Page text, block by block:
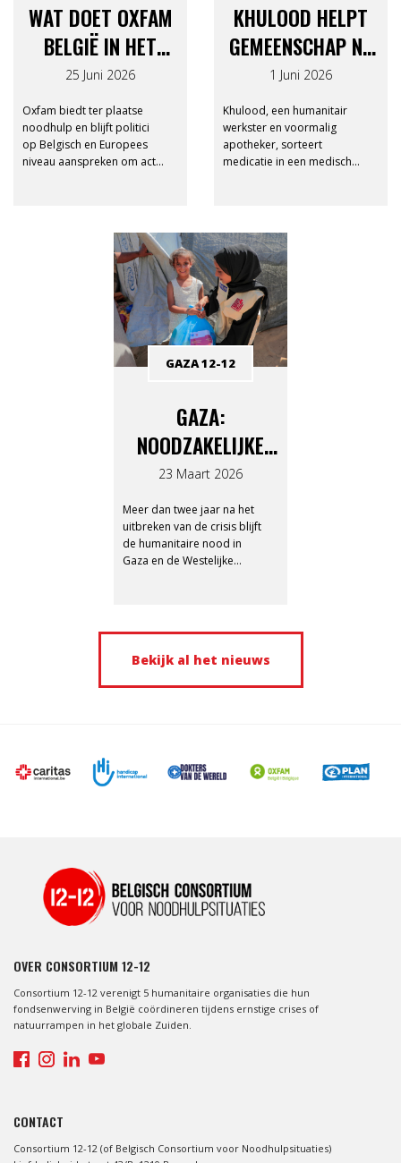
WAT DOET OXFAM
BELGIË IN HET
BEZETTE
PALESTIJNSE
GEBIED?
25 Juni 2026
Oxfam biedt ter plaatse
noodhulp en blijft politici
op Belgisch en Europees
niveau aanspreken om actie
KHULOOD HELPT
GEMEENSCHAP NA
STAAKT-HET-
VUREN IN GAZA
1 Juni 2026
Khulood, een humanitair
werkster en voormalig
apotheker, sorteert
medicatie in een medisch
GAZA:
NOODZAKELIJKE
PRIORITEITEN IN
TIJDEN VAN CRISIS
23 Maart 2026
Meer dan twee jaar na het
uitbreken van de crisis blijft
de humanitaire nood in
Gaza en de Westelijke
GAZA 12-12
Bekijk al het nieuws
OVER CONSORTIUM 12-12
Consortium 12-12 verenigt 5 humanitaire organisaties die hun
fondsenwerving in België coördineren tijdens ernstige crises of
natuurrampen in het globale Zuiden.
CONTACT
Consortium 12-12 (of Belgisch Consortium voor Noodhulpsituaties)